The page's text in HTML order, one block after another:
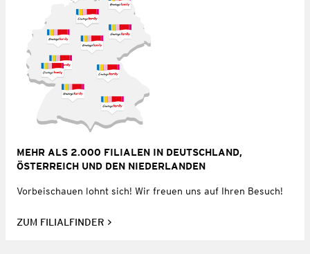
MEHR ALS 2.000 FILIALEN IN DEUTSCHLAND,
ÖSTERREICH UND DEN NIEDERLANDEN
Vorbeischauen lohnt sich! Wir freuen uns auf Ihren Besuch!
ZUM FILIALFINDER